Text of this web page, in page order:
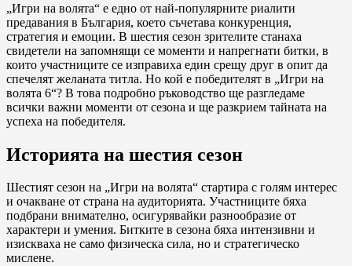
„Игри на волята“ е едно от най-популярните риалити
предавания в България, което съчетава конкуренция,
стратегия и емоции. В шестия сезон зрителите станаха
свидетели на запомнящи се моменти и напрегнати битки, в
които участниците се изправиха един срещу друг в опит да
спечелят желаната титла. Но кой е победителят в „Игри на
волята 6“? В това подробно ръководство ще разгледаме
всички важни моменти от сезона и ще разкрием тайната на
успеха на победителя.
Историята на шестия сезон
Шестият сезон на „Игри на волята“ стартира с голям интерес
и очакване от страна на аудиторията. Участниците бяха
подбрани внимателно, осигурявайки разнообразие от
характери и умения. Битките в сезона бяха интензивни и
изискваха не само физическа сила, но и стратегическо
мислене.